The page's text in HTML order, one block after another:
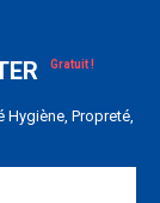
Propreté,